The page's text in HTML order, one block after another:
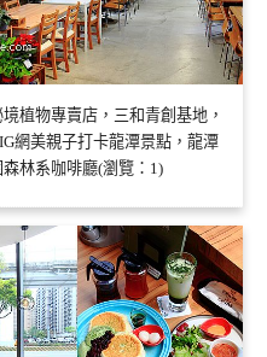
植物專賣店，三和青創基地，
網美親子打卡龍潭景點，龍潭
林系咖啡廳(瀏覽：1)